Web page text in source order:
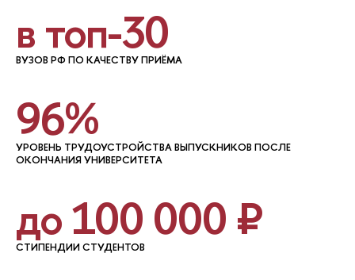
в топ-30
ВУЗОВ РФ ПО КАЧЕСТВУ ПРИЁМА
96%
УРОВЕНЬ ТРУДОУСТРОЙСТВА ВЫПУСКНИКОВ ПОСЛЕ
ОКОНЧАНИЯ УНИВЕРСИТЕТА
до 100 000 ₽
СТИПЕНДИИ СТУДЕНТОВ